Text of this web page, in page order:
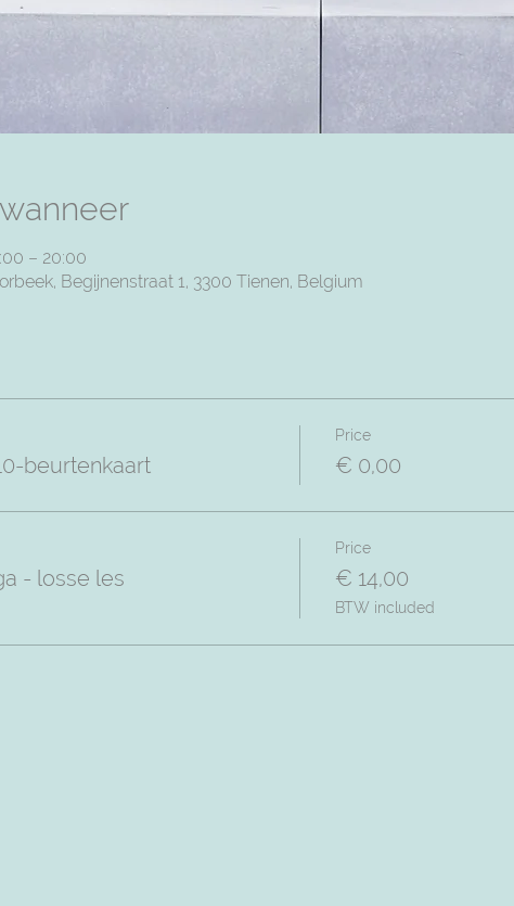
– 20:00
Begijnenstraat 1, 3300 Tienen, Belgium
beurtenkaart
Price
€ 0,00
- losse les
Price
€ 14,00
BTW included